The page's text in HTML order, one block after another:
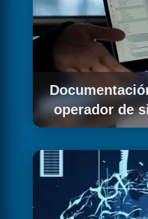
operador de
Elaboramos la
de IA self-
expediente
sistema de IA y